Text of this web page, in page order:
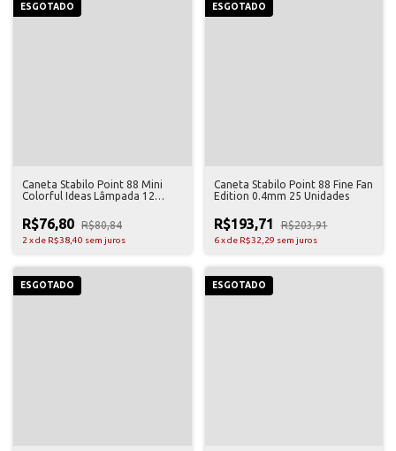
ESGOTADO
Caneta Stabilo Point 88 Mini
Colorful Ideas Lâmpada 12
R$76,80 R$80,84
2 xde R$38,40 sem juros
ESGOTADO
Caneta Stabilo Point 88 Fine Fan
Edition 0.4mm 25 Unidades
R$193,71 R$203,91
6 xde R$32,29 sem juros
ESGOTADO ESGOTADO